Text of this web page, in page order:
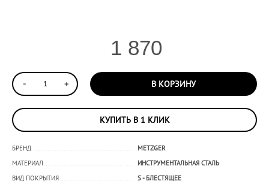
1 870
- + В КОРЗИНУ
КУПИТЬ В 1 КЛИК
БРЕНД
METZGER
МАТЕРИАЛ
ИНСТРУМЕНТАЛЬНАЯ СТАЛЬ
ВИД ПОКРЫТИЯ
S - БЛЕСТЯЩЕЕ